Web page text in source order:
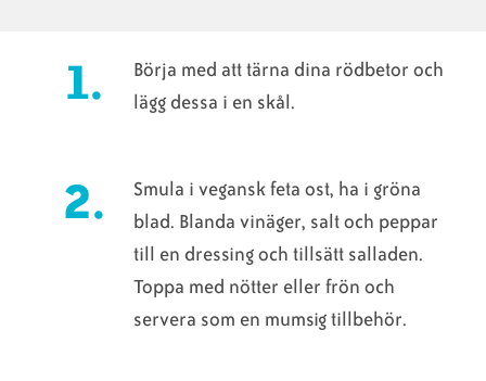
Börja med att tärna dina rödbetor och
lägg dessa i en skål.
Smula i vegansk feta ost, ha i gröna
blad. Blanda vinäger, salt och peppar
till en dressing och tillsätt salladen.
Toppa med nötter eller frön och
servera som en mumsig tillbehör.